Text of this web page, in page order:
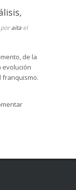
poraita el
de la
evolución
franquismo.